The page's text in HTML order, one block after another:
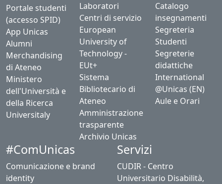
Portale studenti
(accesso SPID)
App Unicas
Alumni
Merchandising
di Ateneo
Ministero
dell'Università e
della Ricerca
Universitaly
Laboratori
Centri di servizio
European
University of
Technology -
EUt+
Sistema
Bibliotecario di
Ateneo
Amministrazione
trasparente
Archivio Unicas
Catalogo
insegnamenti
Segreteria
Studenti
Segreterie
didattiche
International
@Unicas (EN)
Aule e Orari
#ComUnicas
Comunicazione e brand
identity
Servizi
CUDIR - Centro
Universitario Disabilità,